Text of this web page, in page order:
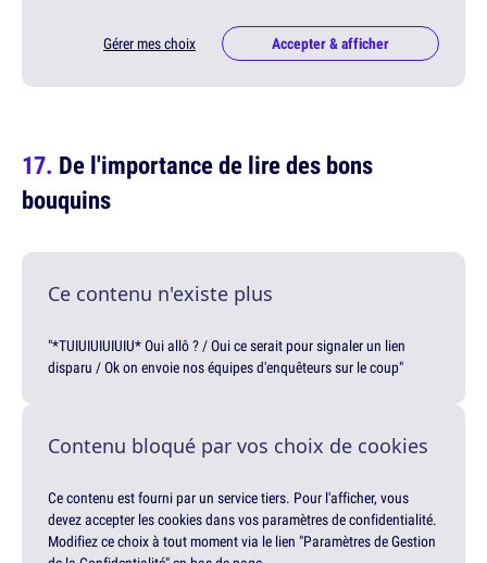
Gérer mes choix Accepter & afficher
De l'importance de lire des bons
bouquins
Ce contenu n'existe plus
"*TUIUIUIUIUIU* Oui allô ? / Oui ce serait pour signaler un lien
disparu / Ok on envoie nos équipes d'enquêteurs sur le coup"
Contenu bloqué par vos choix de cookies
Ce contenu est fourni par un service tiers. Pour l'afficher, vous
devez accepter les cookies dans vos paramètres de confidentialité.
Modifiez ce choix à tout moment via le lien "Paramètres de Gestion